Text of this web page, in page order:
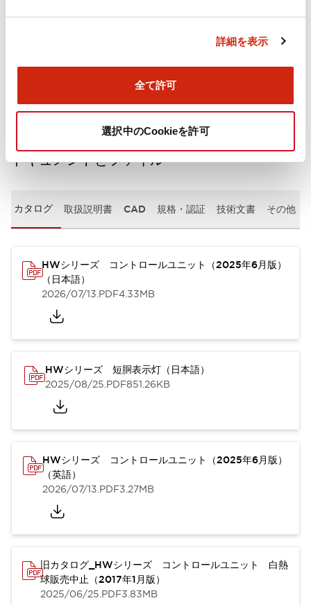
詳細を表示
全て許可
選択中のCookieを許可
ドキュメントとファイル
カタログ 取扱説明書 CAD 規格・認証 技術文書 その他
HWシリーズ コントロールユニット（2025年6月版）
（日本語）
2026/07/13.PDF4.33MB
HWシリーズ 短胴表示灯（日本語）
2025/08/25.PDF851.26KB
HWシリーズ コントロールユニット（2025年6月版）
（英語）
2026/07/13.PDF3.27MB
旧カタログ_HWシリーズ コントロールユニット 白熱
球販売中止（2017年1月版）
2025/06/25.PDF3.83MB